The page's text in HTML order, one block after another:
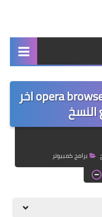
برامج اساسية
شروحات تقنية
برامج اندرويد
واتساب بلس
تحميل متصفح اوبرا opera browser اخر
النسخ
برامج كمبيوتر